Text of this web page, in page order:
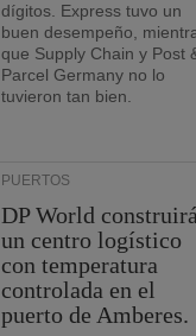
dígitos. Express tuvo un
buen desempeño,
que Supply Chain y Post
Parcel Germany no lo
tuvieron tan bien.
PUERTOS
DP World construirá
un centro logístico
con temperatura
controlada en el
puerto de Amberes.